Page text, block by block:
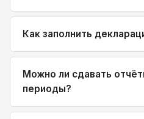
Как заполнить
Можно ли сдавать
периоды?